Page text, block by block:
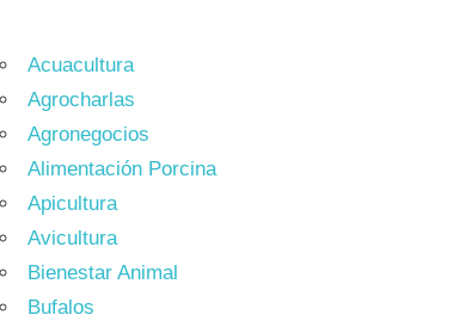
Acuacultura
Agrocharlas
Agronegocios
Alimentación Porcina
Apicultura
Avicultura
Bienestar Animal
Bufalos